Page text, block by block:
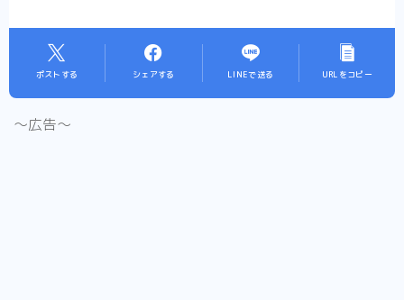
ポストする シェアする LINEで送る URLをコピー
〜広告〜